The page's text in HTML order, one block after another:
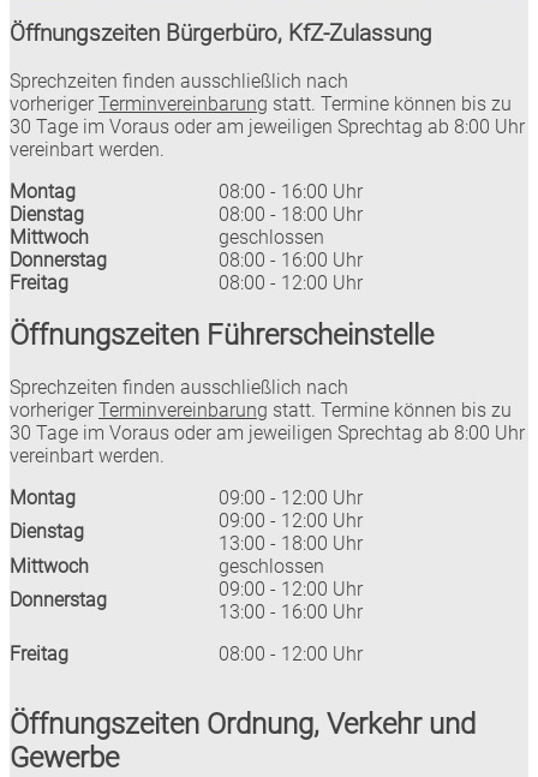
Öffnungszeiten Bürgerbüro, KfZ-Zulassung
Sprechzeiten finden ausschließlich nach
vorheriger Terminvereinbarung statt. Termine können bis zu
30 Tage im Voraus oder am jeweiligen Sprechtag ab 8:00 Uhr
vereinbart werden.
Montag
08:00 - 16:00 Uhr
Dienstag
08:00 - 18:00 Uhr
Mittwoch
geschlossen
Donnerstag
08:00 - 16:00 Uhr
Freitag
08:00 - 12:00 Uhr
Öffnungszeiten Führerscheinstelle
Sprechzeiten finden ausschließlich nach
vorheriger Terminvereinbarung statt. Termine können bis zu
30 Tage im Voraus oder am jeweiligen Sprechtag ab 8:00 Uhr
vereinbart werden.
Montag
09:00 - 12:00 Uhr
Dienstag
09:00 - 12:00 Uhr
13:00 - 18:00 Uhr
Mittwoch
geschlossen
Donnerstag
09:00 - 12:00 Uhr
13:00 - 16:00 Uhr
Freitag
08:00 - 12:00 Uhr
Öffnungszeiten Ordnung, Verkehr und
Gewerbe